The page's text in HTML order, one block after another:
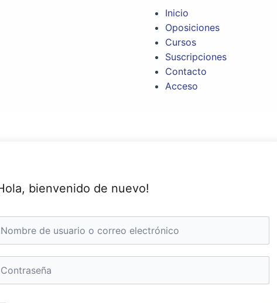
Inicio
Oposiciones
Cursos
Suscripciones
Contacto
Acceso
bienvenido de nuevo!